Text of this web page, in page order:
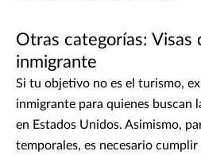
Otras categorías: Visas
inmigrante
Si tu objetivo no es el turismo,
inmigrante para quienes buscan
en Estados Unidos. Asimismo,
temporales, es necesario